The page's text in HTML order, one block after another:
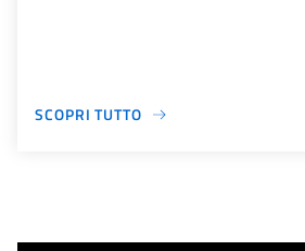
SCOPRI TUTTO